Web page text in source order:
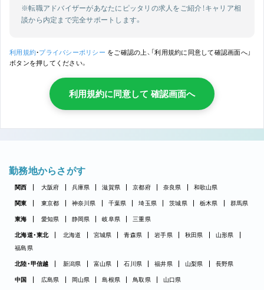
※転職アドバイザーがあなたにピッタリの求人をご紹介！キャリア相
談から内定まで完全サポートします。
利用規約・プライバシーポリシー をご確認の上、「利用規約に同意して確認画面へ」
ボタンを押してください。
利用規約に同意して 確認画面へ
勤務地からさがす
関西 大阪府 兵庫県 滋賀県 京都府 奈良県 和歌山県
関東 東京都 神奈川県 千葉県 埼玉県 茨城県 栃木県 群馬県
東海 愛知県 静岡県 岐阜県 三重県
北海道・東北 北海道 宮城県 青森県 岩手県 秋田県
山形県
福島県
北陸・甲信越 新潟県 富山県 石川県 福井県 山梨県 長野県
中国 広島県 岡山県 島根県 鳥取県 山口県